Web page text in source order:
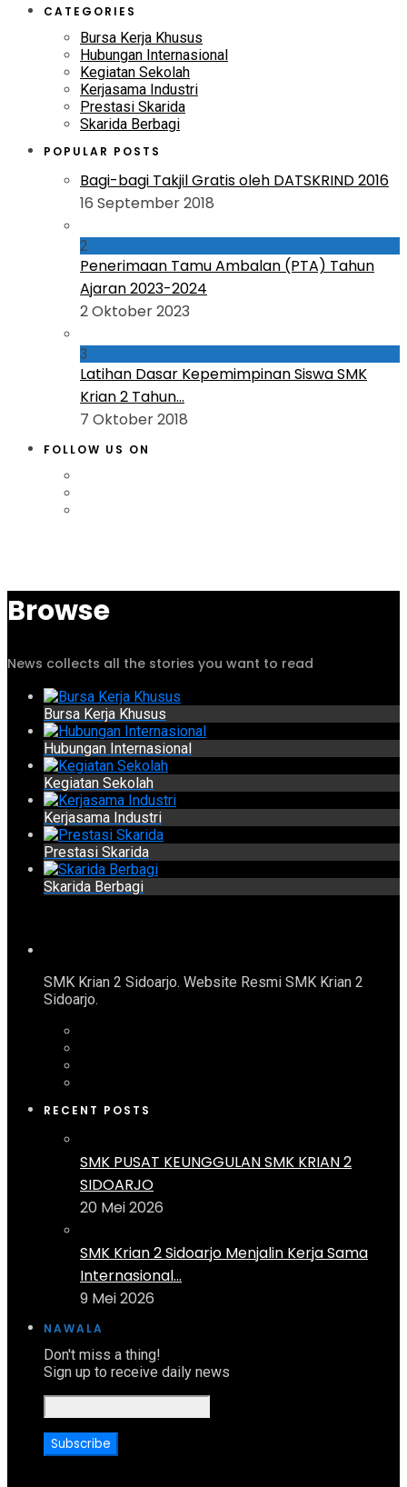
CATEGORIES
Bursa Kerja Khusus
Hubungan Internasional
Kegiatan Sekolah
Kerjasama Industri
Prestasi Skarida
Skarida Berbagi
POPULAR POSTS
Bagi-bagi Takjil Gratis oleh DATSKRIND 2016
16 September 2018
2
Penerimaan Tamu Ambalan (PTA) Tahun
Ajaran 2023-2024
2 Oktober 2023
3
Latihan Dasar Kepemimpinan Siswa SMK
Krian 2 Tahun...
7 Oktober 2018
FOLLOW US ON
Browse
News collects all the stories you want to read
Bursa Kerja Khusus
Hubungan Internasional
Kegiatan Sekolah
Kerjasama Industri
Prestasi Skarida
Skarida Berbagi
SMK Krian 2 Sidoarjo. Website Resmi SMK Krian 2
Sidoarjo.
RECENT POSTS
SMK PUSAT KEUNGGULAN SMK KRIAN 2
SIDOARJO
20 Mei 2026
SMK Krian 2 Sidoarjo Menjalin Kerja Sama
Internasional...
9 Mei 2026
NAWALA
Don't miss a thing!
Sign up to receive daily news